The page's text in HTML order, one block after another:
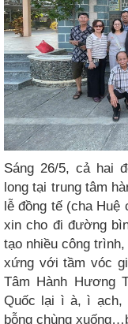
Sáng 26/5, cả hai
long tại trung tâm
lễ đồng tế (cha
xin cho đi đường
tạo nhiều công
xứng với tầm vóc
Tâm Hành Hương
Quốc lại ì à, ì ạch,
bỗng chùng